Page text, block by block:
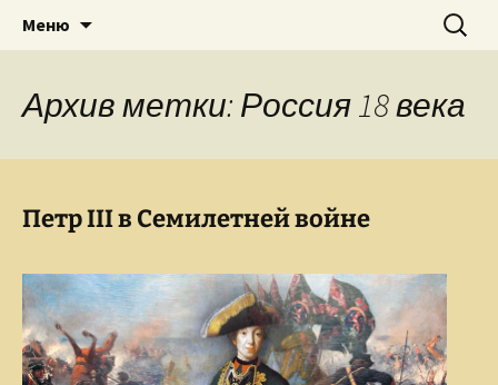
Сайт Ольги Грибановой
Творческое пространство писателя,
поэта, публициста, литературоведа
Ольги Грибановой
Меню Найти:
Архив метки: Россия 18 века
Петр III в Семилетней войне